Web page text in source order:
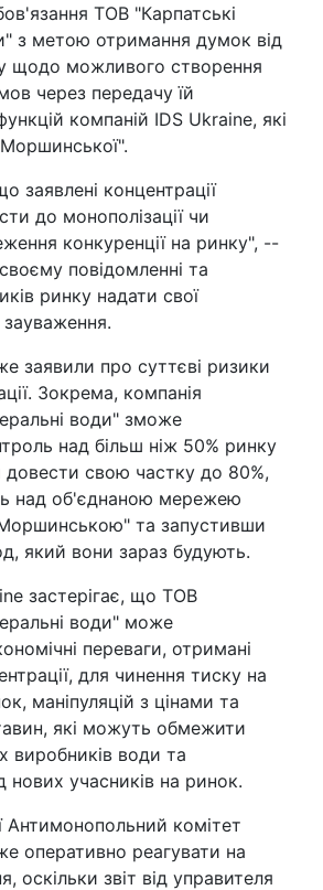
ТОВ "Карпатські
з метою отримання думок від
щодо можливого створення
через передачу їй
компаній IDS Ukraine, які
заявлені концентрації
до монополізації чи
конкуренції на ринку", --
повідомленні та
ринку надати свої
заявили про суттєві ризики
Зокрема, компанія
води" зможе
над більш ніж 50% ринку
свою частку до 80%,
над об'єднаною мережею
та запустивши
який вони зараз будують.
застерігає, що ТОВ
води" може
переваги, отримані
для чинення тиску на
маніпуляцій з цінами та
які можуть обмежити
виробників води та
нових учасників на ринок.
Антимонопольний комітет
оперативно реагувати на
оскільки звіт від управителя